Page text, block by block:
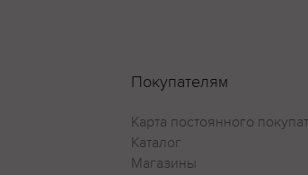
Покупателям
Карта постоянного
Каталог
Магазины